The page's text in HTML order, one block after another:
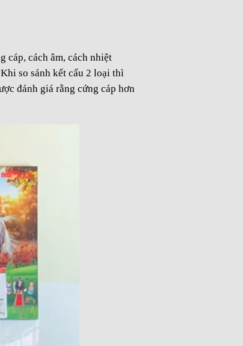
cáp, cách âm, cách nhiệt
so sánh kết cấu 2 loại thì
đánh giá rằng cứng cáp hơn